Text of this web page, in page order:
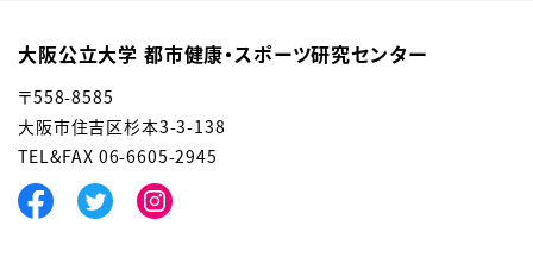
大阪公立大学 都市健康・スポーツ研究センター
〒558-8585
⼤阪市住吉区杉本3-3-138
TEL&FAX 06-6605-2945